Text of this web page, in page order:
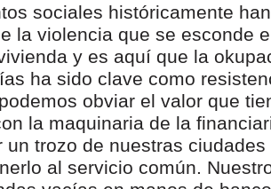
sociales históricamente
la violencia que se esconde
y es aquí que la
ha sido clave como
obviar el valor que
la maquinaria de la
un trozo de nuestras
al servicio común.